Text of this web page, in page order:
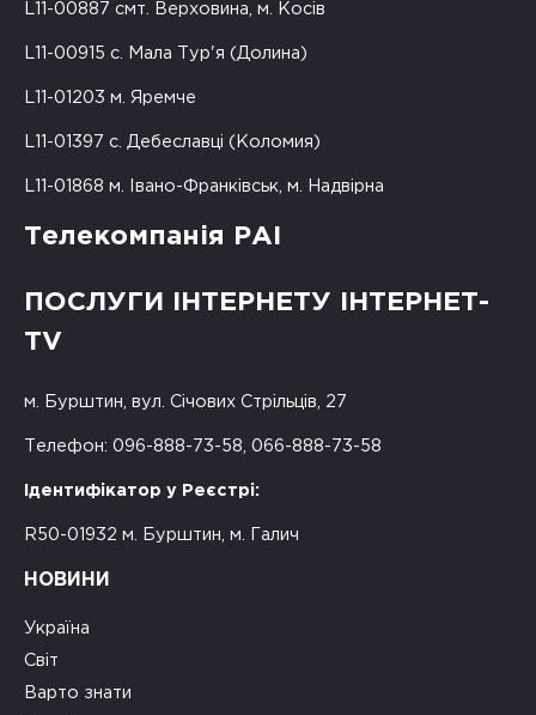
L11-00887 смт. Верховина, м. Косів
L11-00915 с. Мала Тур'я (Долина)
L11-01203 м. Яремче
L11-01397 с. Дебеславці (Коломия)
L11-01868 м. Івано-Франківськ, м. Надвірна
Телекомпанія РАІ
ПОСЛУГИ ІНТЕРНЕТУ ІНТЕРНЕТ-
TV
м. Бурштин, вул. Січових Стрільців, 27
Телефон: 096-888-73-58, 066-888-73-58
Ідентифікатор у Реєстрі:
R50-01932 м. Бурштин, м. Галич
НОВИНИ
Україна
Світ
Варто знати